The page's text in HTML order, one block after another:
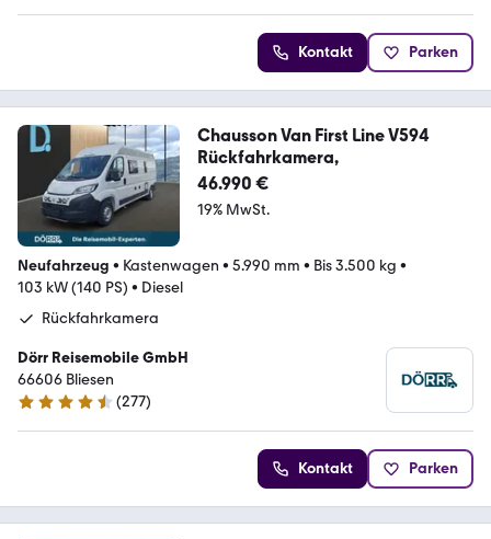
Kontakt Parken
Chausson Van First Line V594
Rückfahrkamera,
46.990 €
19% MwSt.
Neufahrzeug • Kastenwagen • 5.990 mm • Bis 3.500 kg •
103 kW (140 PS) • Diesel
Rückfahrkamera
Dörr Reisemobile GmbH
66606 Bliesen
4.7 Sterne
(277)
Kontakt Parken